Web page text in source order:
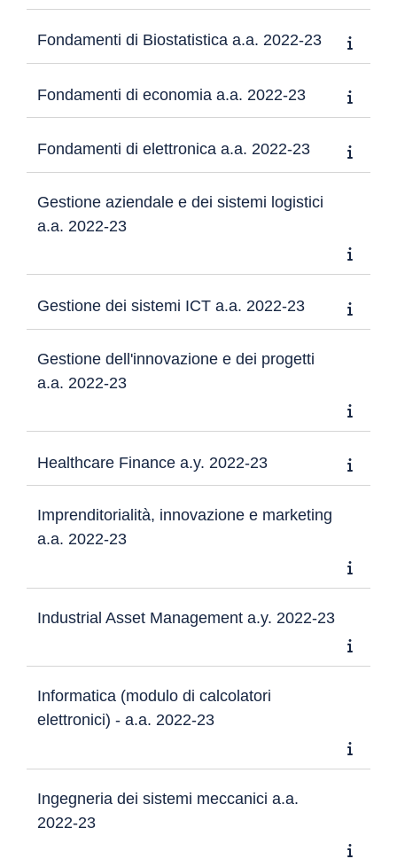
Fondamenti di Biostatistica a.a. 2022-23
Fondamenti di economia a.a. 2022-23
Fondamenti di elettronica a.a. 2022-23
Gestione aziendale e dei sistemi logistici
a.a. 2022-23
Gestione dei sistemi ICT a.a. 2022-23
Gestione dell'innovazione e dei progetti
a.a. 2022-23
Healthcare Finance a.y. 2022-23
Imprenditorialità, innovazione e marketing
a.a. 2022-23
Industrial Asset Management a.y. 2022-23
Informatica (modulo di calcolatori
elettronici) - a.a. 2022-23
Ingegneria dei sistemi meccanici a.a.
2022-23